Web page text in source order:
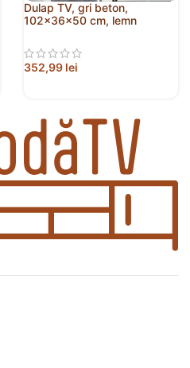
Dulap TV, gri beton,
102x36x50 cm, lemn
352,99 lei